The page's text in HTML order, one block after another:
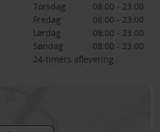
Torsdag
08:00 - 23:00
Fredag
08:00 - 23:00
Lørdag
08:00 - 23:00
Søndag
08:00 - 23:00
24-timers aflevering